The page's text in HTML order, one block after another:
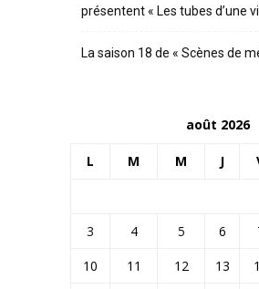
présentent « Les tubes d’une
La saison 18 de « Scènes de
août 2026
L M M J
3
4 5 6
10
11 12 13